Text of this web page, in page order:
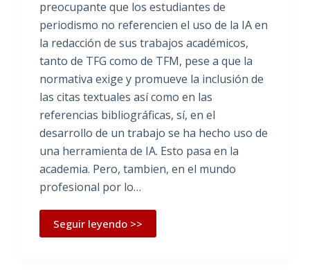
preocupante que los estudiantes de
periodismo no referencien el uso de la IA en
la redacción de sus trabajos académicos,
tanto de TFG como de TFM, pese a que la
normativa exige y promueve la inclusión de
las citas textuales así como en las
referencias bibliográficas, sí, en el
desarrollo de un trabajo se ha hecho uso de
una herramienta de IA. Esto pasa en la
academia. Pero, tambien, en el mundo
profesional por lo…
Seguir leyendo >>